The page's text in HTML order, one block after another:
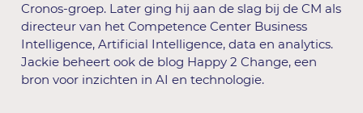
Cronos-groep. Later ging hij aan de slag bij de CM als
directeur van het Competence Center Business
Intelligence, Artificial Intelligence, data en analytics.
Jackie beheert ook de blog Happy 2 Change, een
bron voor inzichten in AI en technologie.